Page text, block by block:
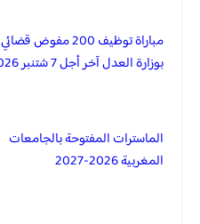
مباراة توظيف 200 مفوض قضائي
بوزارة العدل آخر أجل 7 شتنبر 2026
الماسترات المفتوحة بالجامعات
المغربية 2026-2027